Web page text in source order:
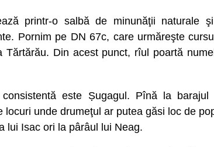
printr-o salbă de minunăţii naturale
Pornim pe DN 67c, care urmăreşte
Tărtărău. Din acest punct, rîul poartă
consistentă este Ṣugagul. Pînă la
locuri unde drumeţul ar putea găsi loc de
lui Isac ori la pârâul lui Neag.